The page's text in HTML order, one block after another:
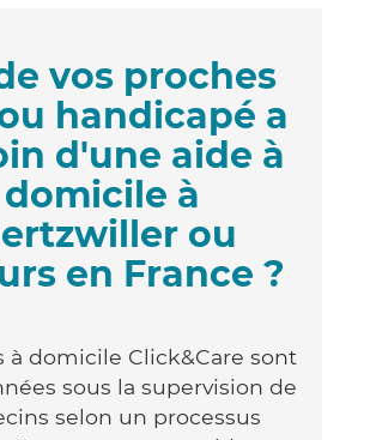
vos proches
handicapé a
d'une aide à
domicile à
ou
en France ?
à domicile Click&Care sont
sous la supervision de
selon un processus